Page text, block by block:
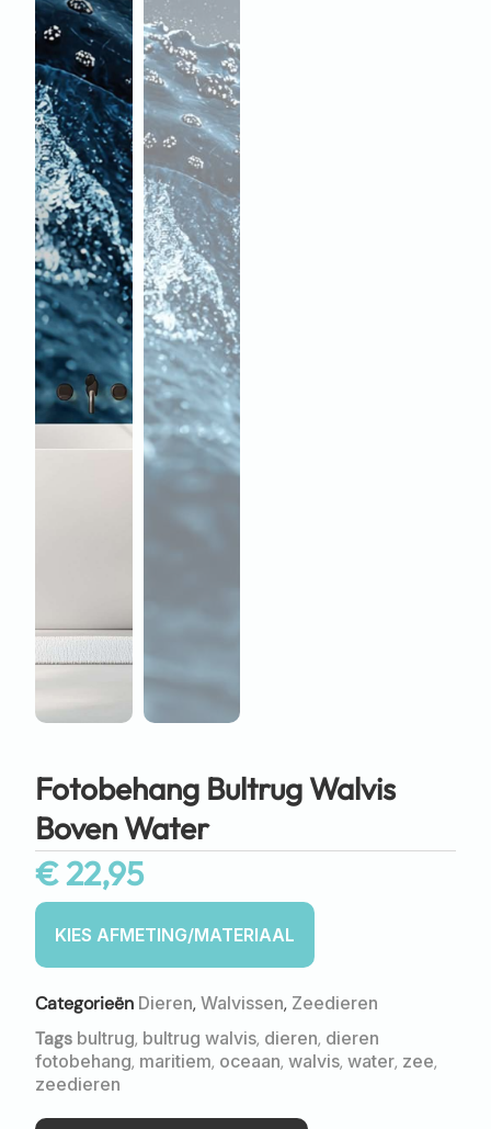
Fotobehang Bultrug Walvis
Boven Water
€22,95
Categorieën Dieren, Walvissen, Zeedieren
Tags bultrug, bultrug walvis, dieren, dieren
fotobehang, maritiem, oceaan, walvis, water, zee,
zeedieren